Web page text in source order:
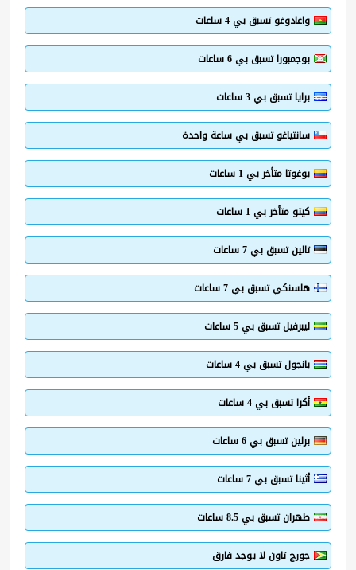
واغادوغو تسبق بي 4 ساعات
بوجمبورا تسبق بي 6 ساعات
برايا تسبق بي 3 ساعات
سانتياغو تسبق بي ساعة واحدة
بوغوتا متأخر بي 1 ساعات
كيتو متأخر بي 1 ساعات
تالين تسبق بي 7 ساعات
هلسنكي تسبق بي 7 ساعات
ليبرفيل تسبق بي 5 ساعات
بانجول تسبق بي 4 ساعات
أكرا تسبق بي 4 ساعات
برلين تسبق بي 6 ساعات
أثينا تسبق بي 7 ساعات
طهران تسبق بي 8.5 ساعات
جورج تاون لا يوجد فارق